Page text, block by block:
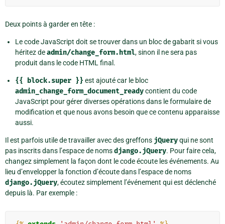
Deux points à garder en tête :
Le code JavaScript doit se trouver dans un bloc de gabarit si vous
héritez deadmin/change_form.html, sinon il ne sera pas
produit dans le code HTML final.
{{ block.super }} est ajouté car le bloc
admin_change_form_document_readycontient du code
JavaScript pour gérer diverses opérations dans le formulaire de
modification et que nous avons besoin que ce contenu apparaisse
aussi.
Il est parfois utile de travailler avec des greffons jQueryqui ne sont
pas inscrits dans l’espace de nomsdjango.jQuery. Pour faire cela,
changez simplement la façon dont le code écoute les événements. Au
lieu d’envelopper la fonction d’écoute dans l’espace de noms
django.jQuery, écoutez simplement l’événement qui est déclenché
depuis là. Par exemple :